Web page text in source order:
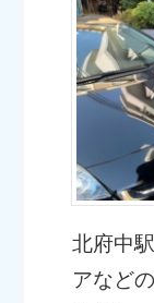
北府中
アなど